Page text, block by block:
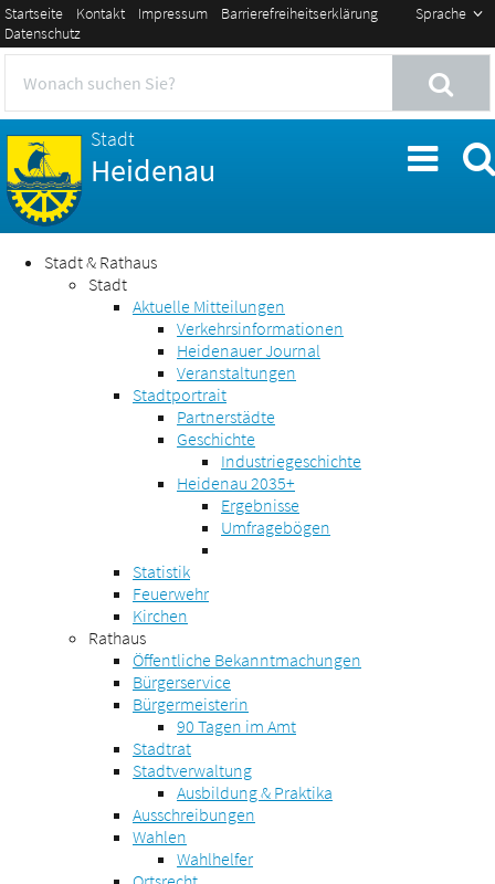
Sprache
Startseite Kontakt Impressum
Barrierefreiheitserklärung
Datenschutz
Stadt
Heidenau
Stadt & Rathaus
Stadt
Aktuelle Mitteilungen
Verkehrsinformationen
Heidenauer Journal
Veranstaltungen
Stadtportrait
Partnerstädte
Geschichte
Industriegeschichte
Heidenau 2035+
Ergebnisse
Umfragebögen
Statistik
Feuerwehr
Kirchen
Rathaus
Öffentliche Bekanntmachungen
Bürgerservice
Bürgermeisterin
90 Tagen im Amt
Stadtrat
Stadtverwaltung
Ausbildung & Praktika
Ausschreibungen
Wahlen
Wahlhelfer